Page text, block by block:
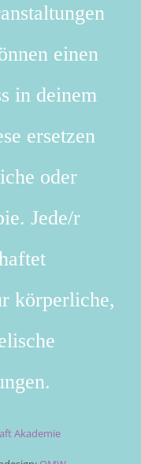
einen
in deinem
ersetzen
oder
Jede/r
körperliche,
Akademie